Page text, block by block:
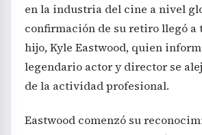
en la industria del cine a nivel
confirmación de su retiro llegó a
hijo, Kyle Eastwood, quien
legendario actor y director se
de la actividad profesional.
Eastwood comenzó su